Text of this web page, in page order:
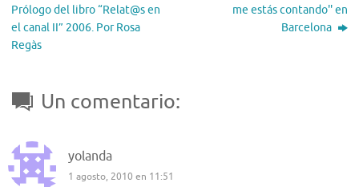
Prólogo del libro “Relat@s en
el canal II” 2006. Por Rosa
Regàs
me estás contando'' en
Barcelona
Un comentario:
yolanda
1 agosto, 2010 en 11:51